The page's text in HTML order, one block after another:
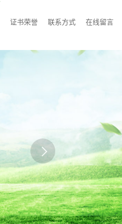
证书荣誉 联系方式 在线留言